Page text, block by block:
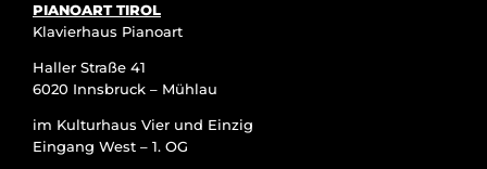
PIANOART TIROL
Klavierhaus Pianoart
Haller Straße 41
6020 Innsbruck – Mühlau
im Kulturhaus Vier und Einzig
Eingang West – 1. OG